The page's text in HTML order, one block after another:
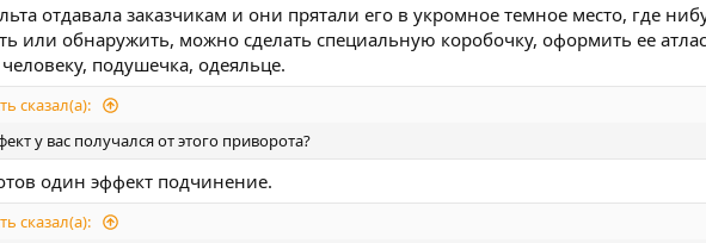
отдавала заказчикам и они прятали его в укромное темное место, где
или обнаружить, можно сделать специальную коробочку, оформить ее
подушечка, одеяльце.
сказал(а):
у вас получался от этого приворота?
один эффект подчинение.
сказал(а):